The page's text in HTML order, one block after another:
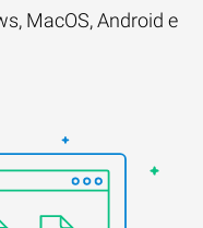
MacOS, Android e